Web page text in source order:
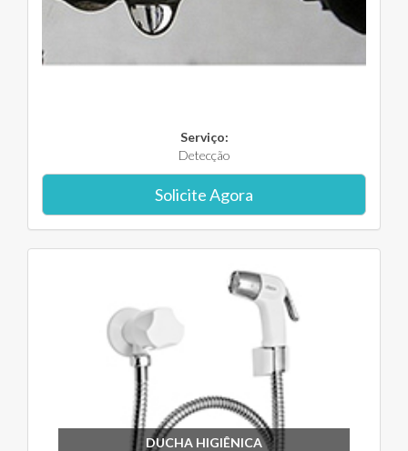
Serviço:
Detecção
Solicite Agora
DUCHA HIGIÊNICA